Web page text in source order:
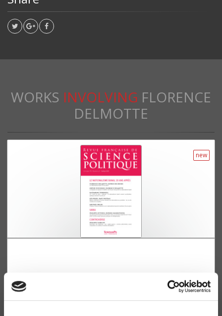
WORKS INVOLVING FLORENCE
DELMOTTE
new
Florence Delmotte, Sophie Duchesne